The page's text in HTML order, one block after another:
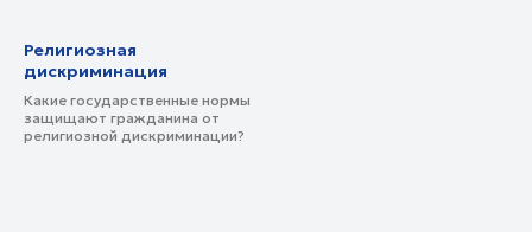
Религиозная
дискриминация
Какие государственные нормы
защищают гражданина от
религиозной дискриминации?